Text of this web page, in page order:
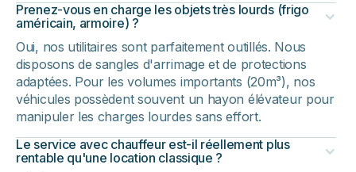
Prenez-vous en charge les objets très lourds (frigo
américain, armoire) ?
Oui, nos utilitaires sont parfaitement outillés. Nous
disposons de sangles d'arrimage et de protections
adaptées. Pour les volumes importants (20m³), nos
véhicules possèdent souvent un hayon élévateur pour
manipuler les charges lourdes sans effort.
Le service avec chauffeur est-il réellement plus
rentable qu'une location classique ?